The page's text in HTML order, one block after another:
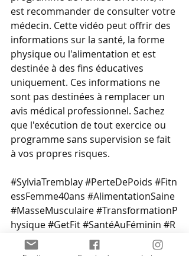
est recommander de consulter votre
médecin. Cette vidéo peut offrir des
informations sur la santé, la forme
physique ou l'alimentation et est
destinée à des fins éducatives
uniquement. Ces informations ne
sont pas destinées à remplacer un
avis médical professionnel. Sachez
que l'exécution de tout exercice ou
programme sans supervision se fait
à vos propres risques.
#SylviaTremblay#PerteDePoids #Fitn
essFemme40ans #AlimentationSaine
#MasseMusculaire#TransformationP
hysique#GetFit#SantéAuFéminin #R
emiseEnForme
alimentation perte de poids
protéine